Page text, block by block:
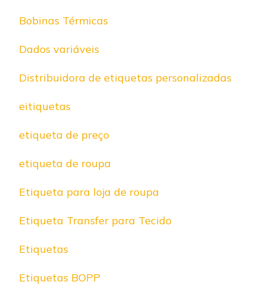
Bobinas Térmicas
Dados variáveis
Distribuidora de etiquetas personalizadas
eitiquetas
etiqueta de preço
etiqueta de roupa
Etiqueta para loja de roupa
Etiqueta Transfer para Tecido
Etiquetas
Etiquetas BOPP